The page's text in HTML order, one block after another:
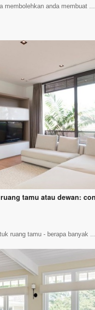
membolehkan anda membuat ...
tamu atau dewan:
ruang tamu - berapa banyak ...